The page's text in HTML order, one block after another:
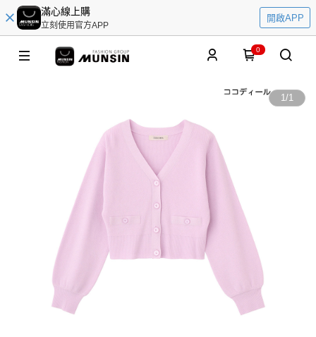
滿心線上購
立刻使用官方APP
開啟APP
0
1/1